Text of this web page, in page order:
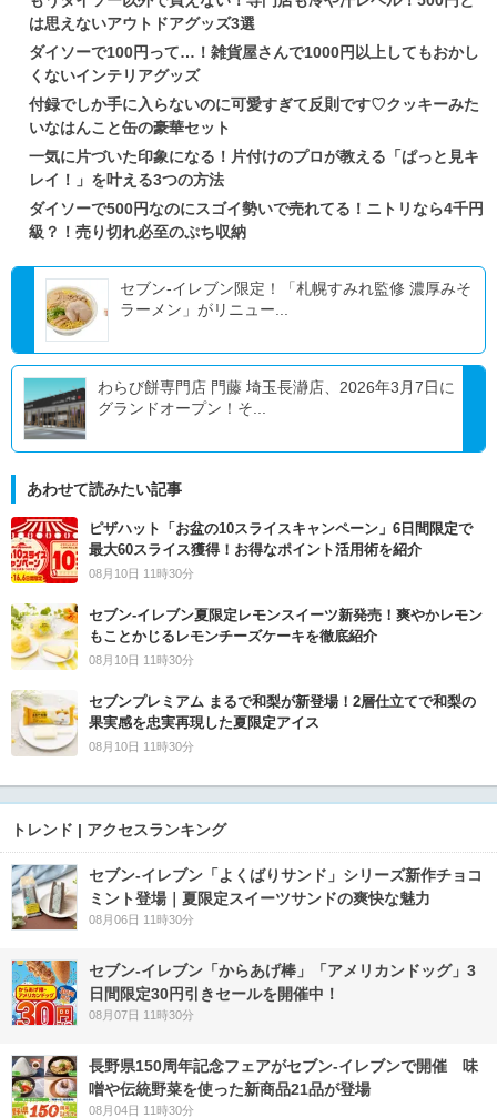
は思えないアウトドアグッズ3選
ダイソーで100円って…！雑貨屋さんで1000円以上してもおかし
くないインテリアグッズ
付録でしか手に入らないのに可愛すぎて反則です♡クッキーみた
いなはんこと缶の豪華セット
一気に片づいた印象になる！片付けのプロが教える「ぱっと見キ
レイ！」を叶える3つの方法
ダイソーで500円なのにスゴイ勢いで売れてる！ニトリなら4千円
級？！売り切れ必至のぷち収納
セブン‐イレブン限定！「札幌すみれ監修 濃厚みそ
ラーメン」がリニュー...
わらび餅専門店 門藤 埼玉長瀞店、2026年3月7日に
グランドオープン！そ...
あわせて読みたい記事
ピザハット「お盆の10スライスキャンペーン」6日間限定で
最大60スライス獲得！お得なポイント活用術を紹介
08月10日 11時30分
セブン‐イレブン夏限定レモンスイーツ新発売！爽やかレモン
もことかじるレモンチーズケーキを徹底紹介
08月10日 11時30分
セブンプレミアム まるで和梨が新登場！2層仕立てで和梨の
果実感を忠実再現した夏限定アイス
08月10日 11時30分
トレンド | アクセスランキング
セブン‐イレブン「よくばりサンド」シリーズ新作チョコ
ミント登場｜夏限定スイーツサンドの爽快な魅力
08月06日 11時30分
セブン‐イレブン「からあげ棒」「アメリカンドッグ」3
日間限定30円引きセールを開催中！
08月07日 11時30分
長野県150周年記念フェアがセブン-イレブンで開催 味
噌や伝統野菜を使った新商品21品が登場
08月04日 11時30分